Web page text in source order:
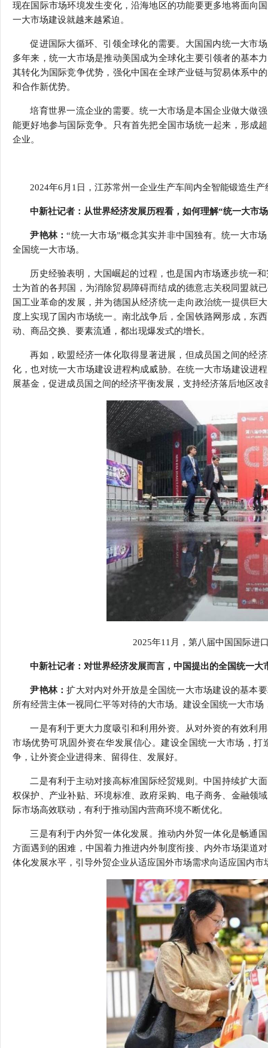
现在国际市场环境发生变化，沿海地区的功能要更多地将面向
一大市场建设就越来越紧迫。
促进国际大循环、引领全球化的需要。大国国内统一大市
多年来，统一大市场是推动美国成为全球化主要引领者的基本
其转化为国际竞争优势，强化中国在全球产业链与贸易体系中
和合作新优势。
培育世界一流企业的需要。统一大市场是本国企业做大做
能更好地参与国际竞争。只有首先把全国市场统一起来，形成
企业。
2024年6 月 1 日，江苏常州一企业生产车间内全智能锻造生
中新社记者：从世界经济发展历程看，如何理解“统一大市场
尹艳林：“统一大市场”概念其实并非中国独有。统一大市
全国统一大市场。
历史经验表明，大国崛起的过程，也是国内市场逐步统一
士为首的各邦国，为消除贸易障碍而结成的德意志关税同盟就
国工业革命的发展，并为德国从经济统一走向政治统一提供巨
度上实现了国内市场统一。南北战争后，全国铁路网形成，东
动、商品交换、要素流通，都出现爆发式的增长。
再如，欧盟经济一体化取得显著进展，但成员国之间的经
化，也对统一大市场建设进程构成威胁。在统一大市场建设进
展基金，促进成员国之间的经济平衡发展，支持经济落后地区
2025年11 月，第八届中国国际进
中新社记者：对世界经济发展而言，中国提出的全国统一大
尹艳林：扩大对内对外开放是全国统一大市场建设的基本
所有经营主体一视同仁平等对待的大市场。建设全国统一大市
一是有利于更大力度吸引和利用外资。从对外资的有效利
市场优势可巩固外资在华发展信心。建设全国统一大市场，
争，让外资企业进得来、留得住、发展好。
二是有利于主动对接高标准国际经贸规则。中国持续扩大
权保护、产业补贴、环境标准、政府采购、电子商务、金融领
际市场高效联动，有利于推动国内营商环境不断优化。
三是有利于内外贸一体化发展。推动内外贸一体化是畅通
方面遇到的困难，中国着力推进内外制度衔接、内外市场渠道
体化发展水平，引导外贸企业从适应国外市场需求向适应国内市